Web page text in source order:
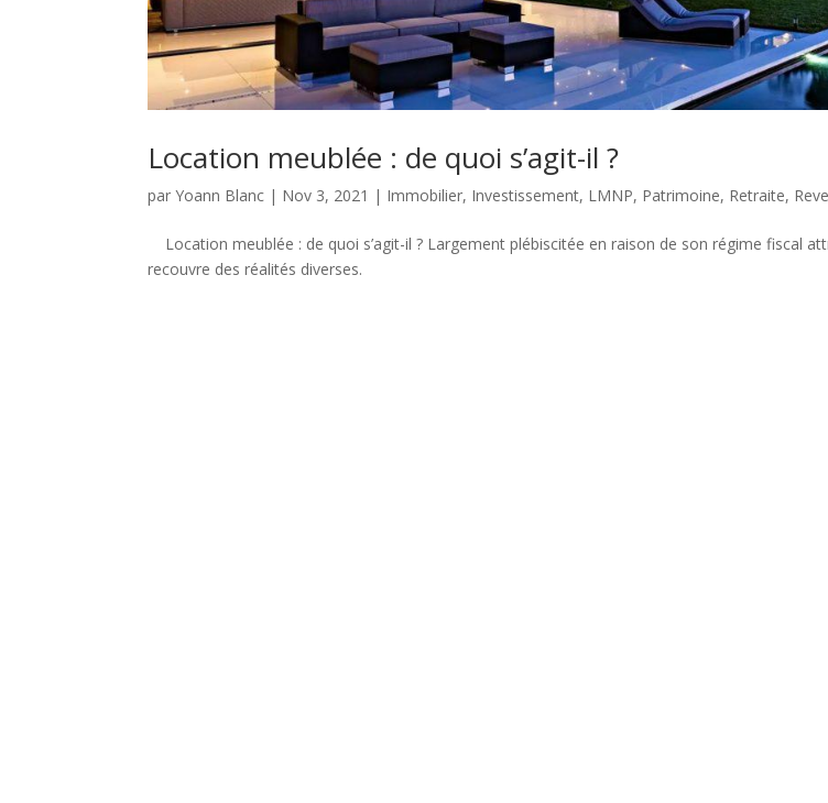
Location meublée : de quoi s’agit-il ?
parYoann Blanc | Nov 3, 2021 | Immobilier, Investissement, LMNP, Patrimoine, Retraite,
Location meublée : de quoi s’agit-il ? Largement plébiscitée en raison de son régime fiscal
recouvre des réalités diverses.